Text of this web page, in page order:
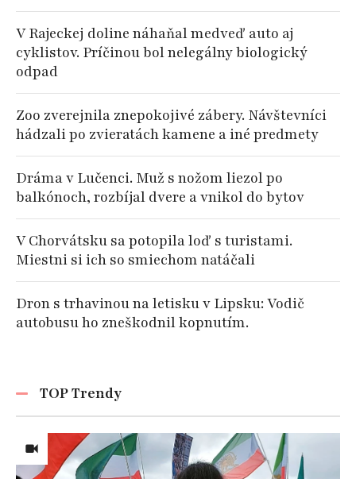
V Rajeckej doline náhaňal medveď auto aj
cyklistov. Príčinou bol nelegálny biologický
odpad
Zoo zverejnila znepokojivé zábery. Návštevníci
hádzali po zvieratách kamene a iné predmety
Dráma v Lučenci. Muž s nožom liezol po
balkónoch, rozbíjal dvere a vnikol do bytov
V Chorvátsku sa potopila loď s turistami.
Miestni si ich so smiechom natáčali
Dron s trhavinou na letisku v Lipsku: Vodič
autobusu ho zneškodnil kopnutím.
TOP Trendy